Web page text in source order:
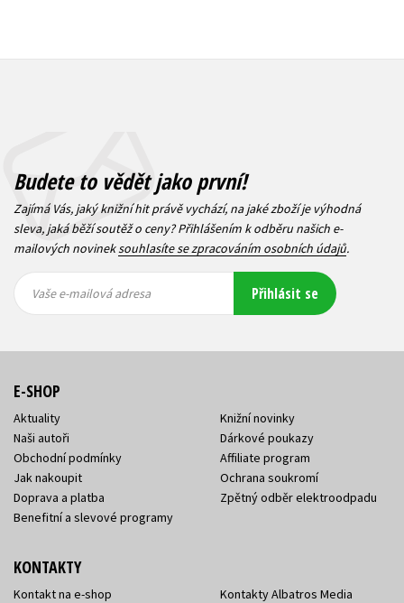
Budete to vědět jako první!
Zajímá Vás, jaký knižní hit právě vychází, na jaké zboží je výhodná
sleva, jaká běží soutěž o ceny? Přihlášením k odběru našich e-
mailových novineksouhlasíte se zpracováním osobních údajů.
mailová
mailová
Vaše e-mailová adresa Přihlásit se
E-SHOP
Aktuality
Naši autoři
Obchodní podmínky
Jak nakoupit
Doprava a platba
Benefitní a slevové programy
Knižní novinky
Dárkové poukazy
Affiliate program
Ochrana soukromí
Zpětný odběr elektroodpadu
KONTAKTY
Kontakt na e-shop
Kontakty Albatros Media